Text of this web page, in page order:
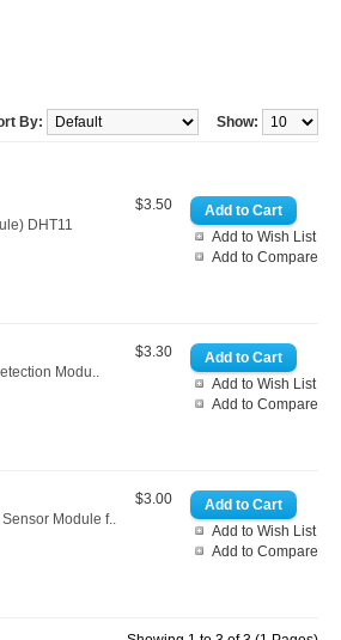
Show:
By:
Add to Wish List
Add to Compare
$3.50
DHT11
Add to Wish List
Add to Compare
$3.30
Modu..
Add to Wish List
Add to Compare
$3.00
Module f..